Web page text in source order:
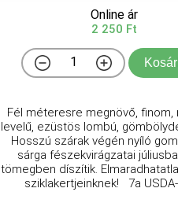
Online ár
2 250 Ft
Fél méteresre megnövő, finom,
levelű, ezüstös lombú,
Hosszú szárak végén nyíló
sárga fészekvirágzatai
tömegben díszítik.
sziklakertjeinknek! 7a